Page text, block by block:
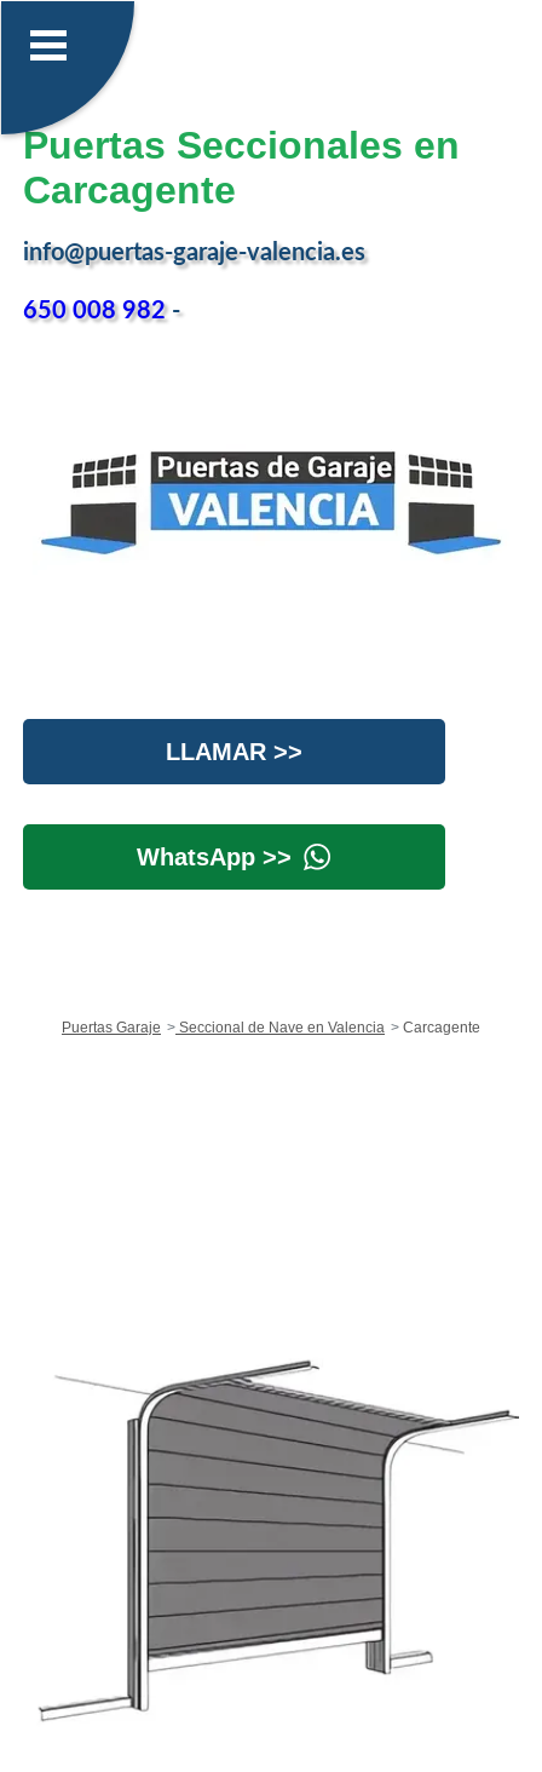
Puertas Seccionales en
Carcagente
info@puertas-garaje-valencia.es
650 008 982-
LLAMAR >>
WhatsApp >>
Puertas Garaje Seccional de Nave en Valencia Carcagente